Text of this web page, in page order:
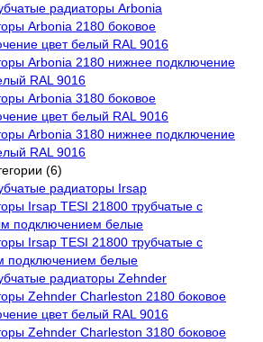
радиаторы Arbonia
Arbonia 2180 боковое
цвет белый RAL 9016
Arbonia 2180 нижнее подключение
RAL 9016
Arbonia 3180 боковое
цвет белый RAL 9016
Arbonia 3180 нижнее подключение
RAL 9016
(6)
радиаторы Irsap
Irsap TESI 21800 трубчатые с
подключением белые
Irsap TESI 21800 трубчатые с
подключением белые
радиаторы Zehnder
Zehnder Charleston 2180 боковое
цвет белый RAL 9016
Zehnder Charleston 3180 боковое